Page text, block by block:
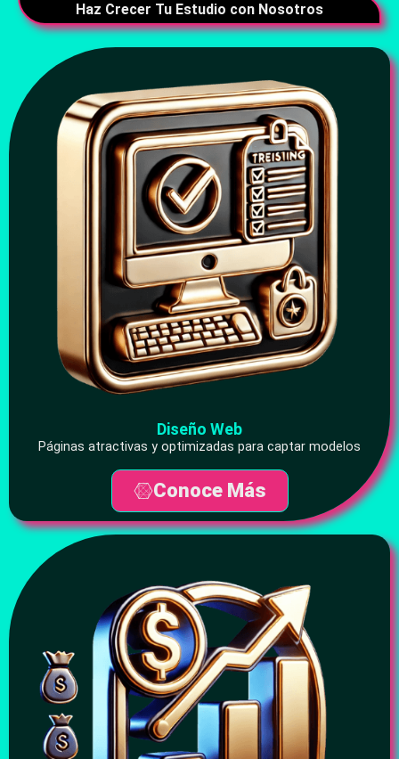
Haz Crecer Tu Estudio con Nosotros
Diseño Web
Páginas atractivas y optimizadas para captar modelos
Conoce Más